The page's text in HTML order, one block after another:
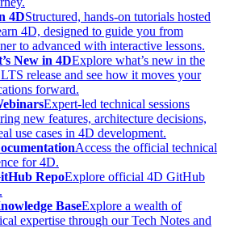
4DStructured, hands-on tutorials hosted
4D, designed to guide you from
to advanced with interactive lessons.
New in 4DExplore what’s new in the
release and see how it moves your
forward.
Expert-led technical sessions
new features, architecture decisions,
use cases in 4D development.
Access the official technical
for 4D.
RepoExplore official 4D GitHub
BaseExplore a wealth of
expertise through our Tech Notes and